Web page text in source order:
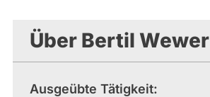
Über Bertil Wewer
Ausgeübte Tätigkeit